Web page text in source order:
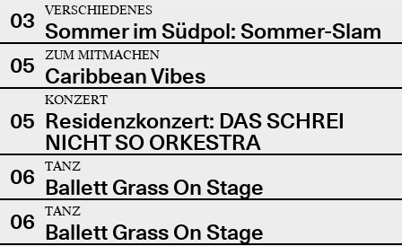
03
VERSCHIEDENES
Sommer im Südpol: Sommer-Slam
05
ZUM MITMACHEN
Caribbean Vibes
05
KONZERT
Residenzkonzert: DAS SCHREI
NICHT SO ORKESTRA
06
TANZ
Ballett Grass On Stage
06
TANZ
Ballett Grass On Stage